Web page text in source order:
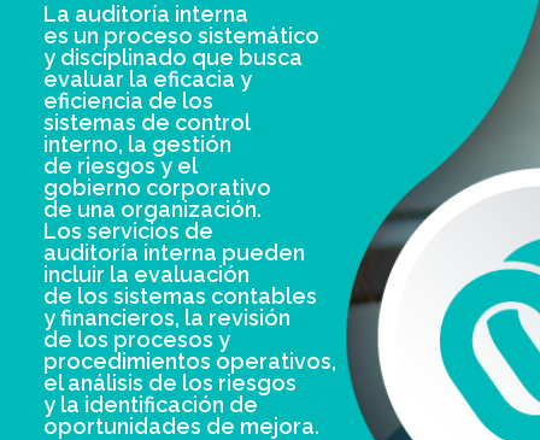
La auditoría interna
es un proceso sistemático
y disciplinado que busca
evaluar la eficacia y
eficiencia de los
sistemas de control
interno, la gestión
de riesgos y el
gobierno corporativo
de una organización.
Los servicios de
auditoría interna pueden
incluir la evaluación
de los sistemas contables
y financieros, la revisión
de los procesos y
procedimientos operativos,
el análisis de los riesgos
y la identificación de
oportunidades de mejora.